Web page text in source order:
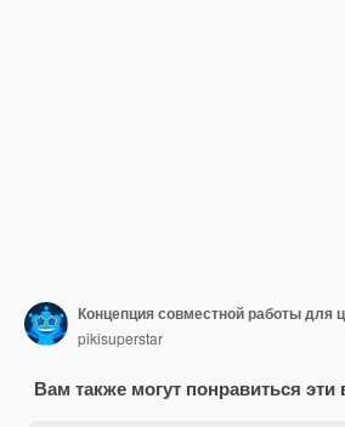
Концепция совместной работы для
pikisuperstar
Вам также могут понравиться эти